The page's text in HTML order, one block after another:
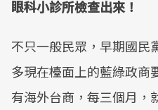
眼科小診所檢查出來！
不只一般民眾，早期國民
多現在檯面上的藍綠政商
有海外台商，每三個月，